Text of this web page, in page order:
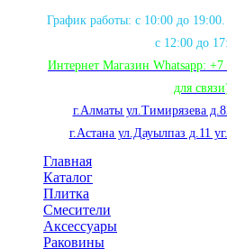
График работы: с 10:00 до
с 12:00 до
Интернет Магазин Whatsapp: +7
для связи
г.Алматы ул.Тимирязева
г.Астана ул.Дауылпаз д.11
Главная
Каталог
Плитка
Смесители
Аксессуары
Раковины